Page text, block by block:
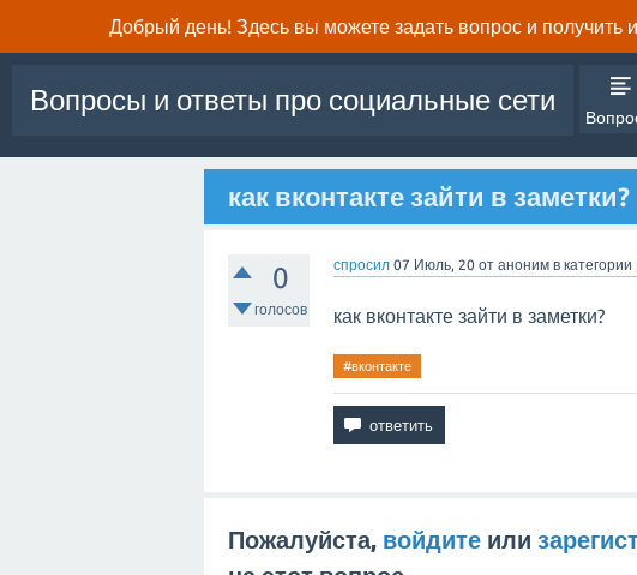
Добрый день! Здесь вы можете задать вопрос и
Вопросы и ответы про социальные сети
как вконтакте зайти в заметки?
0
голосов
спросил 07 Июль, 20 от аноним в категории
как вконтакте зайти в заметки?
#вконтакте
Пожалуйста, войдите или